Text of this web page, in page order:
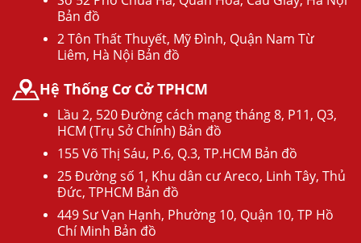
Bản đồ
2 Tôn Thất Thuyết, Mỹ Đình, Quận Nam Từ
Liêm, Hà Nội Bản đồ
Hệ Thống Cơ Cở TPHCM
Lầu 2, 520 Đường cách mạng tháng 8, P11, Q3,
HCM (Trụ Sở Chính) Bản đồ
155 Võ Thị Sáu, P.6, Q.3, TP.HCM Bản đồ
25 Đường số 1, Khu dân cư Areco, Linh Tây, Thủ
Đức, TPHCM Bản đồ
449 Sư Vạn Hạnh, Phường 10, Quận 10, TP Hồ
Chí Minh Bản đồ